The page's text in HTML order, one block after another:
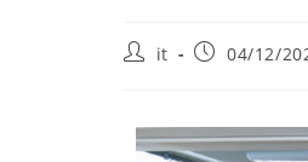
it 04/12/